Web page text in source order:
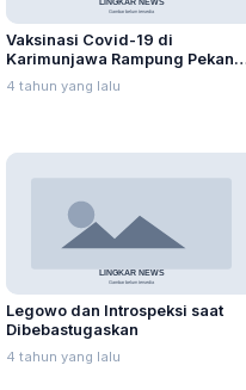
Vaksinasi Covid-19 di
Karimunjawa Rampung Pekan
Kedua September 2021
4 tahun yang lalu
Legowo dan Introspeksi saat
Dibebastugaskan
4 tahun yang lalu